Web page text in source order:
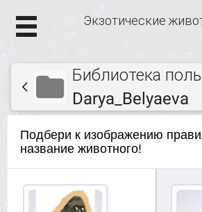
Экзотические
Библиотека
Darya_Belyaeva